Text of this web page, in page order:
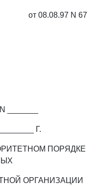
от 08.08.97 N 67
Г.
ПОРЯДКЕ
ОРГАНИЗАЦИИ